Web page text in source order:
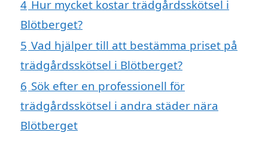
4 Hur mycket kostar trädgårdsskötsel i
Blötberget?
5 Vad hjälper till att bestämma priset på
trädgårdsskötsel i Blötberget?
6 Sök efter en professionell för
trädgårdsskötsel i andra städer nära
Blötberget